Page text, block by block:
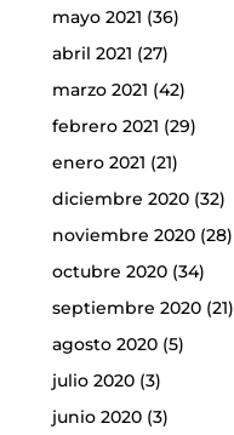
mayo 2021 (36)
abril 2021 (27)
marzo 2021 (42)
febrero 2021 (29)
enero 2021 (21)
diciembre 2020(32)
noviembre 2020(28)
octubre 2020(34)
septiembre 2020(21)
agosto 2020(5)
julio 2020(3)
junio 2020(3)